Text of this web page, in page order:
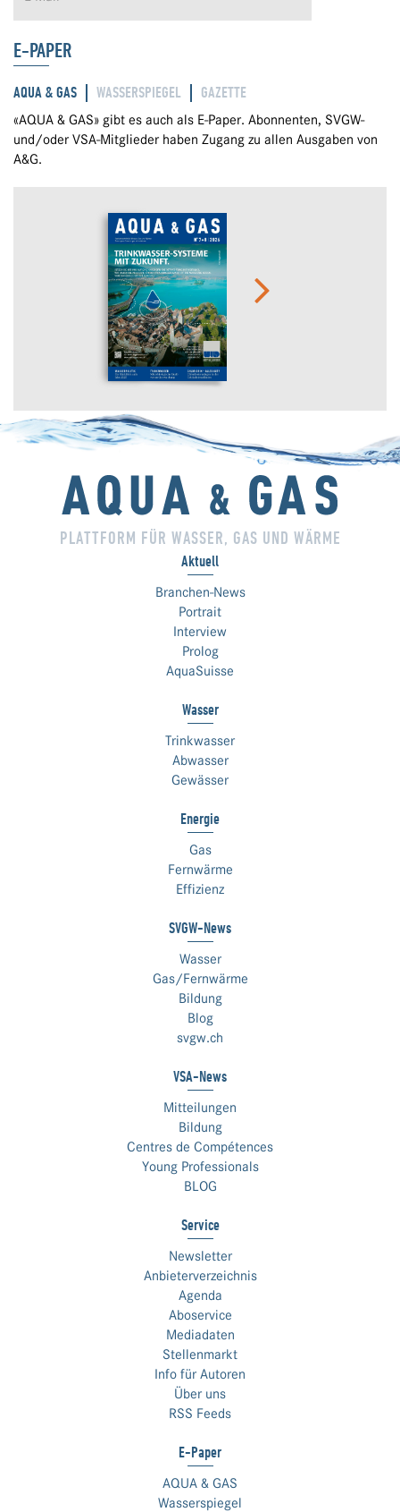
E-PAPER
AQUA & GAS WASSERSPIEGEL GAZETTE
«AQUA & GAS» gibt es auch als E-Paper. Abonnenten, SVGW-
und/oder VSA-Mitglieder haben Zugang zu allen Ausgaben von
A&G.
PLATTFORM FÜR WASSER, GAS UND WÄRME
Aktuell
Branchen-News
Portrait
Interview
Prolog
AquaSuisse
Wasser
Trinkwasser
Abwasser
Gewässer
Energie
Gas
Fernwärme
Effizienz
SVGW-News
Wasser
Gas/Fernwärme
Bildung
Blog
svgw.ch
VSA-News
Mitteilungen
Bildung
Centres de Compétences
Young Professionals
BLOG
Service
Newsletter
Anbieterverzeichnis
Agenda
Aboservice
Mediadaten
Stellenmarkt
Info für Autoren
Über uns
RSS Feeds
E-Paper
AQUA & GAS
Wasserspiegel